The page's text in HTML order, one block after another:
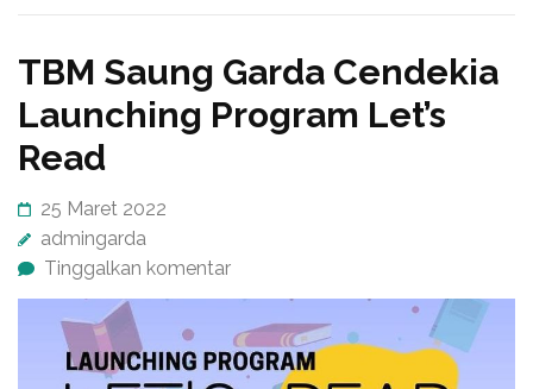
TBM Saung Garda Cendekia
Launching Program Let’s
Read
25 Maret 2022
admingarda
Tinggalkan komentar